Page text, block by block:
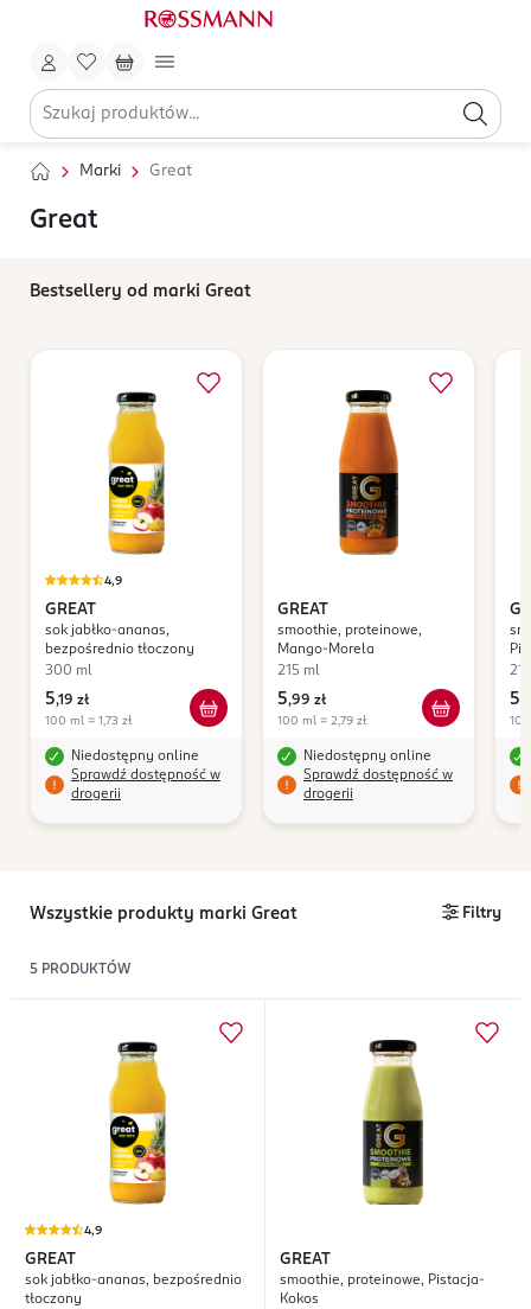
Marki Great
Great
Bestsellery od marki Great
4,9
GREAT
sok jabłko-ananas,
bezpośrednio tłoczony
300 ml
5,19 zł
100 ml = 1,73 zł
Niedostępny online
Sprawdź dostępność w
drogerii
GREAT
smoothie, proteinowe,
Mango-Morela
215 ml
5,99 zł
100 ml = 2,79 zł
Niedostępny online
Sprawdź dostępność w
drogerii
5
Wszystkie produkty marki Great Filtry
5 PRODUKTÓW
4,9
GREAT
sok jabłko-ananas, bezpośrednio
tłoczony
GREAT
smoothie, proteinowe, Pistacja-
Kokos